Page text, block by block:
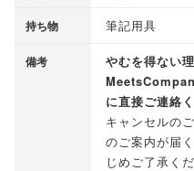
持ち物 筆記用具
備考 やむを得ない
に直接ご連絡
キャンセルの
のご案内が届
じめご了承く